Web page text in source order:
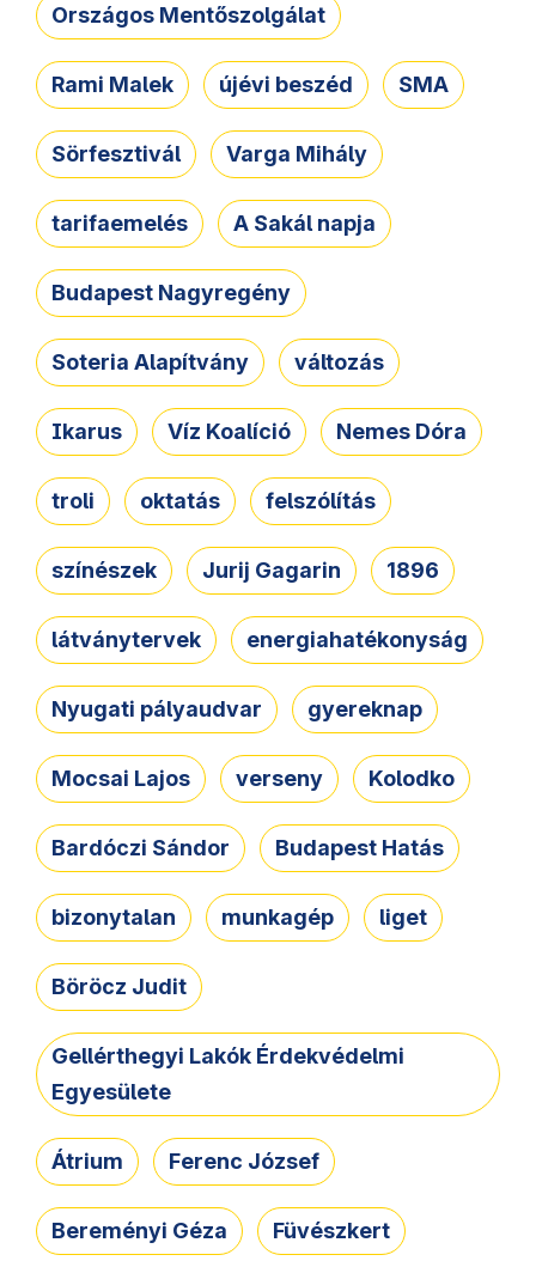
Országos Mentőszolgálat
Rami Malek újévi beszéd SMA
Sörfesztivál Varga Mihály
tarifaemelés A Sakál napja
Budapest Nagyregény
Soteria Alapítvány változás
Ikarus Víz Koalíció Nemes Dóra
troli oktatás felszólítás
színészek Jurij Gagarin 1896
látványtervek energiahatékonyság
Nyugati pályaudvar gyereknap
Mocsai Lajos verseny Kolodko
Bardóczi Sándor Budapest Hatás
bizonytalan munkagép liget
Böröcz Judit
Gellérthegyi Lakók Érdekvédelmi
Egyesülete
Átrium Ferenc József
Bereményi Géza Füvészkert